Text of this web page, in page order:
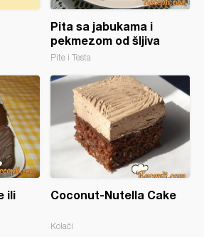
Pita sa jabukama i
pekmezom od šljiva
Pite i Testa
ili
Coconut-Nutella Cake
Kolači